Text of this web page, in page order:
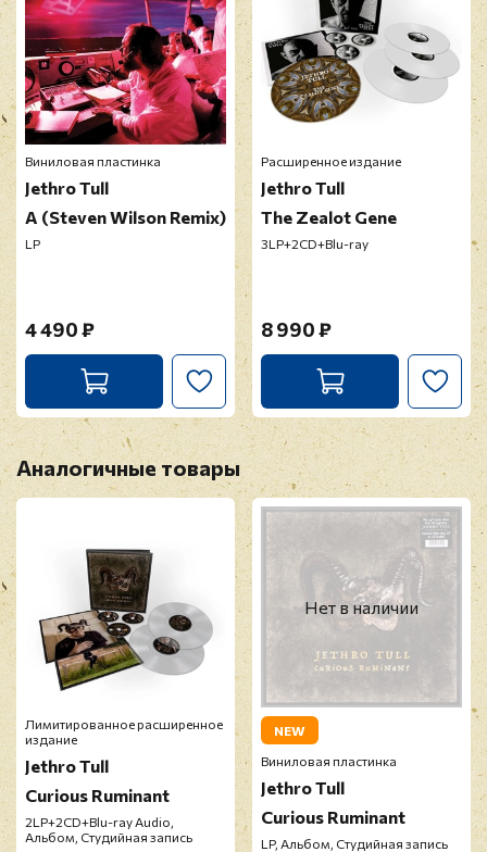
Отзыв*
Прикрепить фото
Оставить отзыв
Перед публикацией отзывы проходят
модерацию
Виниловая пластинка
Jethro Tull
A (Steven Wilson Remix)
LP
4 490 ₽
Расширенное издание
Jethro Tull
The Zealot Gene
3LP+2CD+Blu-ray
8 990 ₽
Аналогичные товары
Лимитированное расширенное
издание
Jethro Tull
Curious Ruminant
2LP+2CD+Blu-ray Audio,
Альбом, Студийная запись
Нет в наличии
NEW
Виниловая пластинка
Jethro Tull
Curious Ruminant
LP, Альбом, Студийная запись